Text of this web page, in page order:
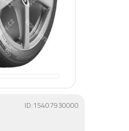
ID:15407930000